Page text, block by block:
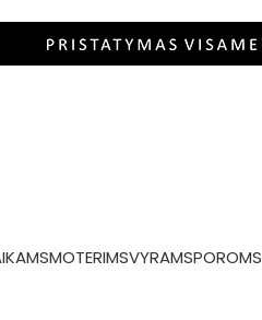
MOTERIMSVYRAMSPOROMS